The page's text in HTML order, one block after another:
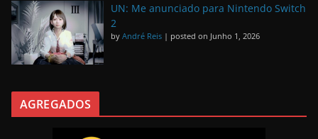
UN: Me anunciado para Nintendo Switch
2
by André Reis | posted on Junho 1, 2026
AGREGADOS